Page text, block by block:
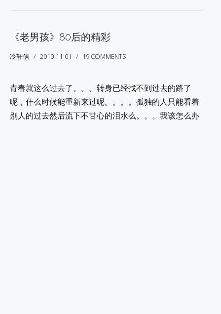
《老男孩》80后的精彩
冷轩信 2010-11-01 19 COMMENTS
青春就这么过去了。。。转身已经找不到过去的路了
呢，什么时候能重新来过呢。。。。孤独的人只能看着
别人的过去然后流下不甘心的泪水么。。。我该怎么办